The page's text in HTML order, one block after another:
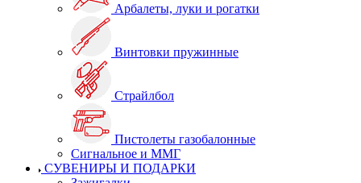
Арбалеты, луки и рогатки
Винтовки пружинные
Страйлбол
Пистолеты газобалонные
Сигнальное и ММГ
СУВЕНИРЫ И ПОДАРКИ